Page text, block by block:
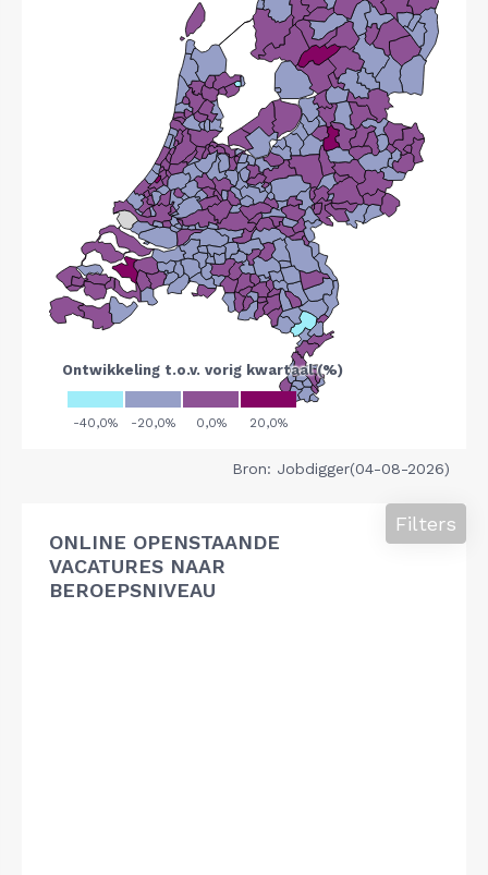
Bron: Jobdigger(04-08-2026)
ONLINE OPENSTAANDE
VACATURES NAAR
BEROEPSNIVEAU
Filters